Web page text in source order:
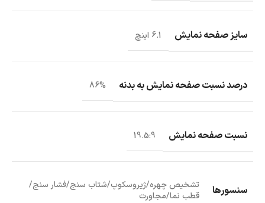
سایز صفحه نمایش 6.1 اینچ
درصد نسبت صفحه نمایش به بدنه 86%
نسبت صفحه نمایش 19.5:9
سنسورها
تشخیص چهره/ژیروسکوپ/شتاب سنج/فشار سنج/
قطب نما/مجاورت